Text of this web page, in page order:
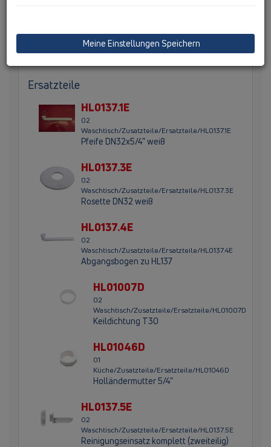
Ersatzteile
HL0137.1E
02
Waschtisch/Zusatzteile/Ersatzteile/HL0137.1E
Pfeife DN32x5/4" weiß
HL0137.3E
02
Waschtisch/Zusatzteile/Ersatzteile/HL0137.3E
Rosette DN32 weiß
HL0137.4E
02
Waschtisch/Zusatzteile/Ersatzteile/HL0137.4E
Abgangsbogen zu HL137
HL01007D
02
Waschtisch/Zusatzteile/Ersatzteile/HL01007D
Keildichtung T30
HL01046D
01
Küche/Zusatzteile/Ersatzteile/HL01046D
Holländermutter 5/4"
HL0137.5E
02
Waschtisch/Zusatzteile/Ersatzteile/HL0137.5E
Reinigungseinsatz komplett (zweiteilig)
Meine Einstellungen Speichern